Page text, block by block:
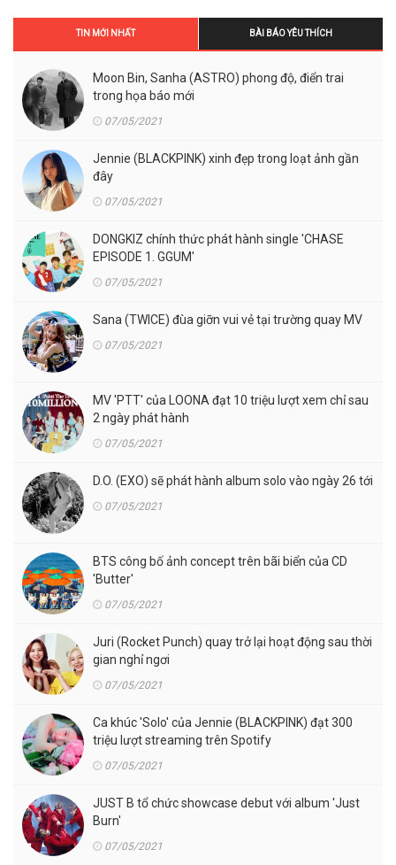
TIN MỚI NHẤT BÀI BÁO YÊU THÍCH
Moon Bin, Sanha (ASTRO) phong độ, điển trai
trong họa báo mới
07/05/2021
Jennie (BLACKPINK) xinh đẹp trong loạt ảnh gần
đây
07/05/2021
DONGKIZ chính thức phát hành single 'CHASE
EPISODE 1. GGUM'
07/05/2021
Sana (TWICE) đùa giỡn vui vẻ tại trường quay MV
07/05/2021
MV 'PTT' của LOONA đạt 10 triệu lượt xem chỉ sau
2 ngày phát hành
07/05/2021
D.O. (EXO) sẽ phát hành album solo vào ngày 26 tới
07/05/2021
BTS công bố ảnh concept trên bãi biển của CD
'Butter'
07/05/2021
Juri (Rocket Punch) quay trở lại hoạt động sau thời
gian nghỉ ngơi
07/05/2021
Ca khúc 'Solo' của Jennie (BLACKPINK) đạt 300
triệu lượt streaming trên Spotify
07/05/2021
JUST B tổ chức showcase debut với album 'Just
Burn'
07/05/2021